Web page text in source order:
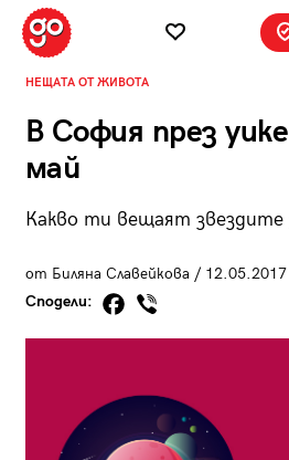
НЕЩАТА ОТ ЖИВОТА
В София през
май
Какво ти вещаят звездите
от Биляна Славейкова / 12.05.2017
Сподели: